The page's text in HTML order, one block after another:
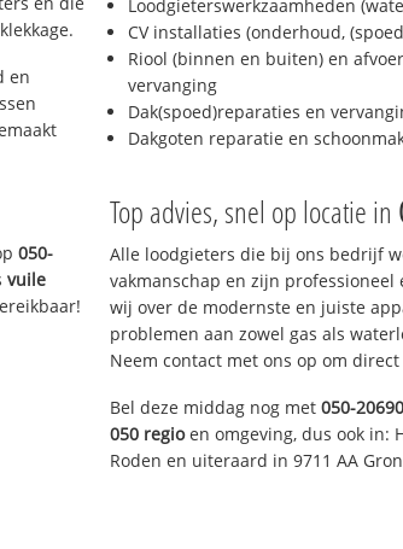
en
050-
vuile
Loodgieterswerkzaamheden
CV installaties (onderhoud,
Riool (binnen en buiten) en
vervanging
Dak(spoed)reparaties en
Dakgoten reparatie en
Top advies, snel op locatie in
Alle loodgieters die bij ons bedrijf
vakmanschap en zijn professioneel
wij over de modernste en juiste
problemen aan zowel gas als
Neem contact met ons op om
Bel deze middag nog met 050-
050 regioen omgeving, dus ook in:
Roden en uiteraard in 9711 AA